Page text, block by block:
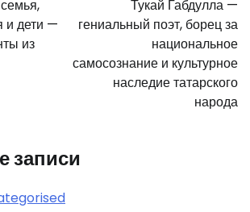
и дети —
из
Тукай Габдулла —
гениальный поэт, борец за
национальное
самосознание и культурное
наследие татарского
народа
записи